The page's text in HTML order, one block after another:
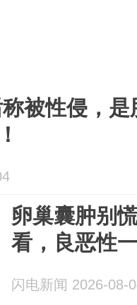
被性侵，
卵巢囊肿别
看，良恶性
闪电新闻 2026-08-